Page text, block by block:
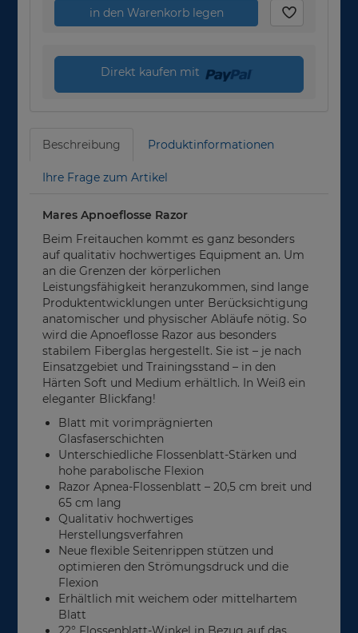
in den Warenkorb legen
Direkt kaufen mit
Beschreibung Produktinformationen
Ihre Frage zum Artikel
Mares Apnoeflosse Razor
Beim Freitauchen kommt es ganz besonders
auf qualitativ hochwertiges Equipment an. Um
an die Grenzen der körperlichen
Leistungsfähigkeit heranzukommen, sind lange
Produktentwicklungen unter Berücksichtigung
anatomischer und physischer Abläufe nötig. So
wird die Apnoeflosse Razor aus besonders
stabilem Fiberglas hergestellt. Sie ist – je nach
Einsatzgebiet und Trainingsstand – in den
Härten Soft und Medium erhältlich. In Weiß ein
eleganter Blickfang!
Blatt mit vorimprägnierten
Glasfaserschichten
Unterschiedliche Flossenblatt-Stärken und
hohe parabolische Flexion
Razor Apnea-Flossenblatt – 20,5 cm breit und
65 cm lang
Qualitativ hochwertiges
Herstellungsverfahren
Neue flexible Seitenrippen stützen und
optimieren den Strömungsdruck und die
Flexion
Erhältlich mit weichem oder mittelhartem
Blatt